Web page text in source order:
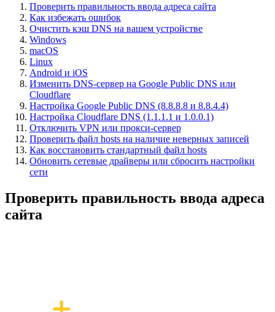
Проверить правильность ввода адреса сайта
Как избежать ошибок
Очистить кэш DNS на вашем устройстве
Windows
macOS
Linux
Android и iOS
Изменить DNS-сервер на Google Public DNS или
Cloudflare
Настройка Google Public DNS (8.8.8.8 и 8.8.4.4)
Настройка Cloudflare DNS (1.1.1.1 и 1.0.0.1)
Отключить VPN или прокси-сервер
Проверить файл hosts на наличие неверных записей
Как восстановить стандартный файл hosts
Обновить сетевые драйверы или сбросить настройки
сети
Проверить правильность ввода адреса
сайта